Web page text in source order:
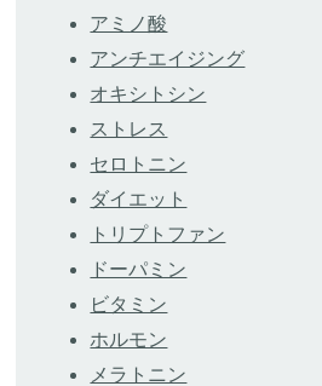
アミノ酸
アンチエイジング
オキシトシン
ストレス
セロトニン
ダイエット
トリプトファン
ドーパミン
ビタミン
ホルモン
メラトニン